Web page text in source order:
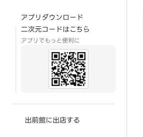
アプリダウンロード
二次元コードはこちら
アプリでもっと便利に
出前館に出店する